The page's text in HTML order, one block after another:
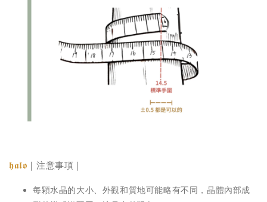
𝖍𝖆𝖑𝖔 ｜注意事項｜
每顆水晶的大小、外觀和質地可能略有不同，晶體內部成